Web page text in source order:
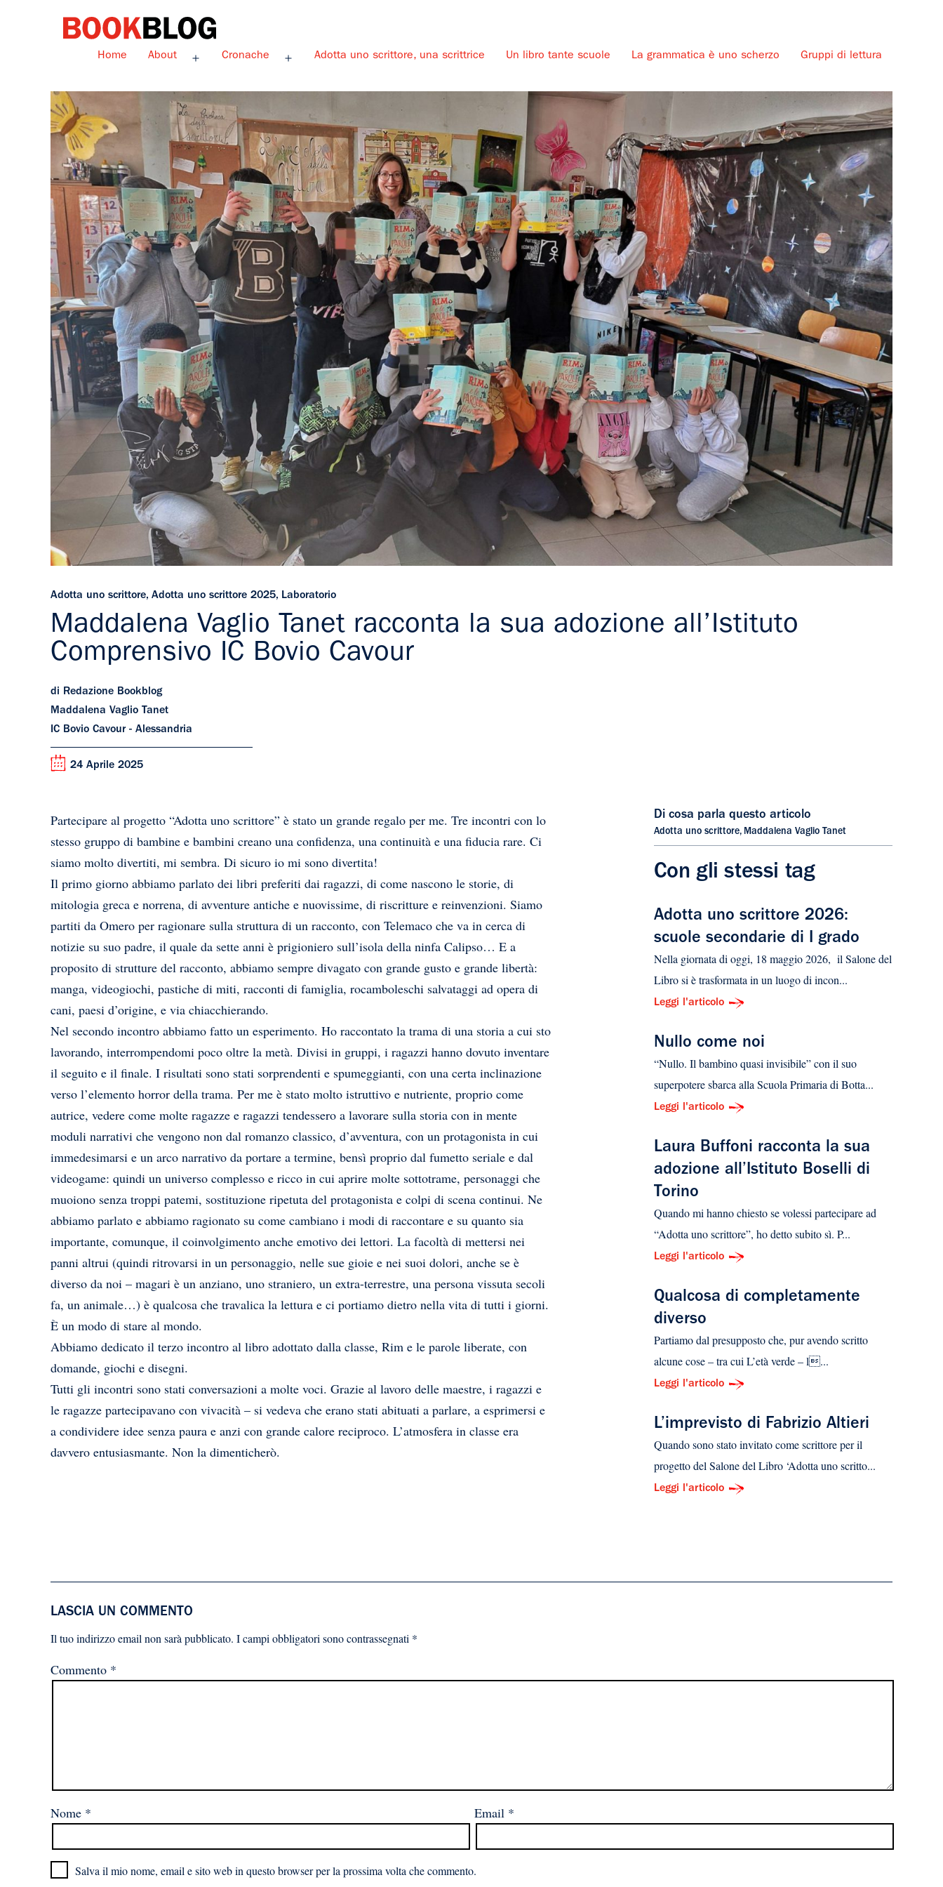
Home About
Apri
Cronache
Apri
Adotta uno scrittore, una scrittrice Un libro tante scuole La grammatica è uno scherzo Gruppi di lettura
Adotta uno scrittore, Adotta uno scrittore 2025, Laboratorio
Maddalena Vaglio Tanet racconta la sua adozione all’Istituto
Comprensivo IC Bovio Cavour
di Redazione Bookblog
Maddalena Vaglio Tanet
IC Bovio Cavour - Alessandria
24 Aprile 2025
Partecipare al progetto “Adotta uno scrittore” è stato un grande regalo per me. Tre incontri con lo
stesso gruppo di bambine e bambini creano una confidenza, una continuità e una fiducia rare. Ci
siamo molto divertiti, mi sembra. Di sicuro io mi sono divertita!
Il primo giorno abbiamo parlato dei libri preferiti dai ragazzi, di come nascono le storie, di
mitologia greca e norrena, di avventure antiche e nuovissime, di riscritture e reinvenzioni. Siamo
partiti da Omero per ragionare sulla struttura di un racconto, con Telemaco che va in cerca di
notizie su suo padre, il quale da sette anni è prigioniero sull’isola della ninfa Calipso… E a
proposito di strutture del racconto, abbiamo sempre divagato con grande gusto e grande libertà:
manga, videogiochi, pastiche di miti, racconti di famiglia, rocamboleschi salvataggi ad opera di
cani, paesi d’origine, e via chiacchierando.
Nel secondo incontro abbiamo fatto un esperimento. Ho raccontato la trama di una storia a cui sto
lavorando, interrompendomi poco oltre la metà. Divisi in gruppi, i ragazzi hanno dovuto inventare
il seguito e il finale. I risultati sono stati sorprendenti e spumeggianti, con una certa inclinazione
verso l’elemento horror della trama. Per me è stato molto istruttivo e nutriente, proprio come
autrice, vedere come molte ragazze e ragazzi tendessero a lavorare sulla storia con in mente
moduli narrativi che vengono non dal romanzo classico, d’avventura, con un protagonista in cui
immedesimarsi e un arco narrativo da portare a termine, bensì proprio dal fumetto seriale e dal
videogame: quindi un universo complesso e ricco in cui aprire molte sottotrame, personaggi che
muoiono senza troppi patemi, sostituzione ripetuta del protagonista e colpi di scena continui. Ne
abbiamo parlato e abbiamo ragionato su come cambiano i modi di raccontare e su quanto sia
importante, comunque, il coinvolgimento anche emotivo dei lettori. La facoltà di mettersi nei
panni altrui (quindi ritrovarsi in un personaggio, nelle sue gioie e nei suoi dolori, anche se è
diverso da noi – magari è un anziano, uno straniero, un extra-terrestre, una persona vissuta secoli
fa, un animale…) è qualcosa che travalica la lettura e ci portiamo dietro nella vita di tutti i giorni.
È un modo di stare al mondo.
Abbiamo dedicato il terzo incontro al libro adottato dalla classe, Rim e le parole liberate, con
domande, giochi e disegni.
Tutti gli incontri sono stati conversazioni a molte voci. Grazie al lavoro delle maestre, i ragazzi e
le ragazze partecipavano con vivacità – si vedeva che erano stati abituati a parlare, a esprimersi e
a condividere idee senza paura e anzi con grande calore reciproco. L’atmosfera in classe era
davvero entusiasmante. Non la dimenticherò.
Di cosa parla questo articolo
Adotta uno scrittore, Maddalena Vaglio Tanet
Con gli stessi tag
Adotta uno scrittore 2026:
scuole secondarie di I grado
Nella giornata di oggi, 18 maggio 2026, il Salone del
Libro si è trasformata in un luogo di incon...
Leggi l'articolo
Nullo come noi
“Nullo. Il bambino quasi invisibile” con il suo
superpotere sbarca alla Scuola Primaria di Botta...
Leggi l'articolo
Laura Buffoni racconta la sua
adozione all’Istituto Boselli di
Torino
Quando mi hanno chiesto se volessi partecipare ad
“Adotta uno scrittore”, ho detto subito sì. P...
Leggi l'articolo
Qualcosa di completamente
diverso
Partiamo dal presupposto che, pur avendo scritto
alcune cose – tra cui L’età verde – l...
Leggi l'articolo
L’imprevisto di Fabrizio Altieri
Quando sono stato invitato come scrittore per il
progetto del Salone del Libro ‘Adotta uno scritto...
Leggi l'articolo
LASCIA UN COMMENTO
Il tuo indirizzo email non sarà pubblicato. I campi obbligatori sono contrassegnati *
Commento *
Nome * Email *
Salva il mio nome, email e sito web in questo browser per la prossima volta che commento.